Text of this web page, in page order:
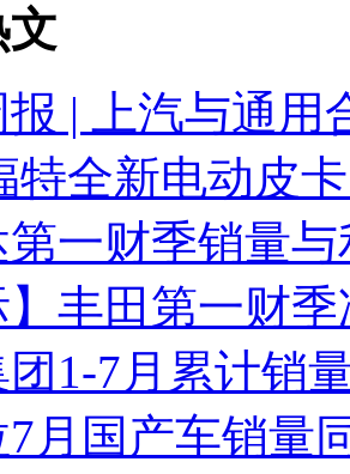
文
| 上汽与通用
特全新电动皮
一财季销量
】丰田第一财
1-7月累计销
月国产车销量